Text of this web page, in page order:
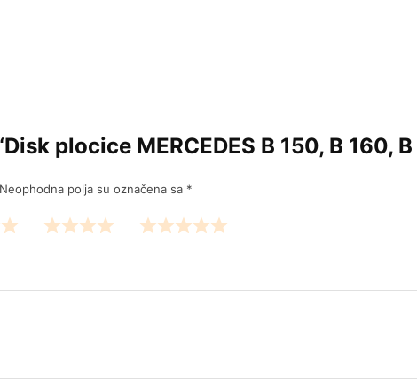
plocice MERCEDES B 150, B 160, B
Neophodna polja su označena sa *